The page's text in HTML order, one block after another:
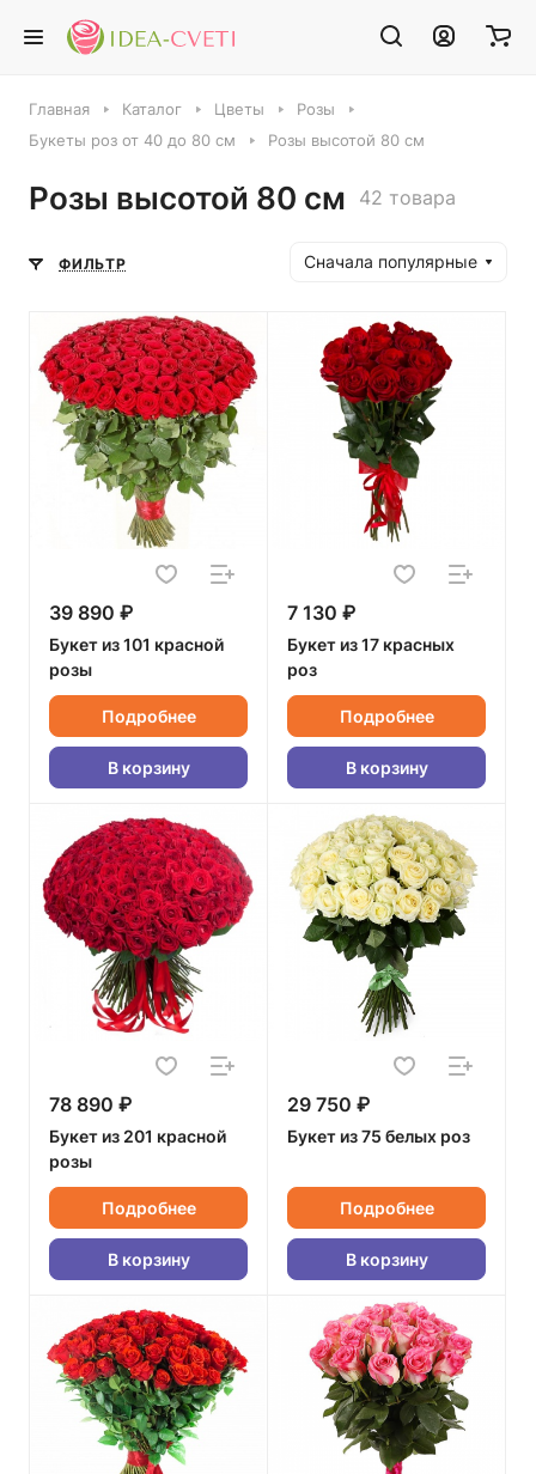
Главная Каталог Цветы
Розы
Букеты роз от 40 до 80 см
Розы высотой 80 см
Розы высотой 80 см 42 товара
ФИЛЬТР Сначала популярные
39 890 ₽
Букет из 101 красной
розы
Подробнее
В корзину
7 130 ₽
Букет из 17 красных
роз
Подробнее
В корзину
78 890 ₽
Букет из 201 красной
розы
Подробнее
В корзину
29 750 ₽
Букет из 75 белых роз
Подробнее
В корзину